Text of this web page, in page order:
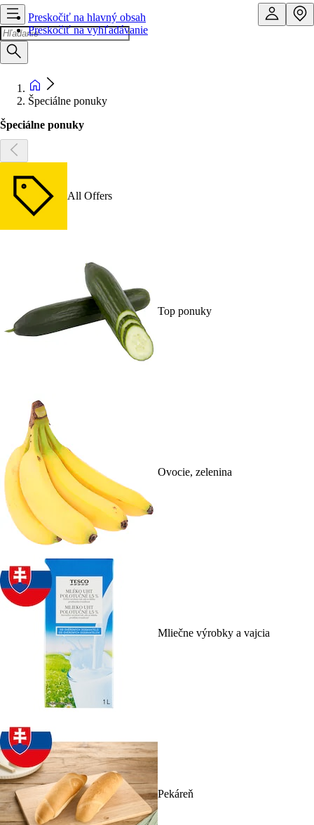
Preskočiť na hlavný obsah
Preskočiť na vyhľadávanie
Špeciálne ponuky
Špeciálne ponuky
All Offers
Top ponuky
Ovocie, zelenina
Mliečne výrobky a vajcia
Pekáreň